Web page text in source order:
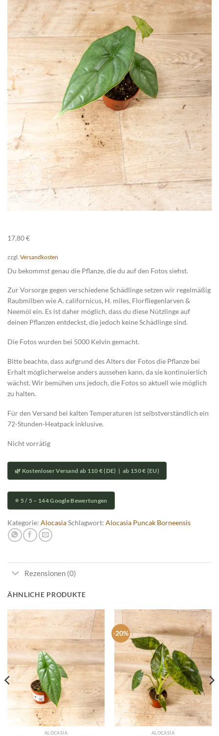
17,80€
zzgl. Versandkosten
Du bekommst genau die Pflanze, die du auf den Fotos siehst.
Zur Vorsorge gegen verschiedene Schädlinge setzen wir regelmäßig
Raubmilben wie A. californicus, H. miles, Florfliegenlarven &
Neemöl ein. Es ist daher möglich, dass du diese Nützlinge auf
deinen Pflanzen entdeckst, die jedoch keine Schädlinge sind.
Die Fotos wurden bei 5000 Kelvin gemacht.
Bitte beachte, dass aufgrund des Alters der Fotos die Pflanze bei
Erhalt möglicherweise anders aussehen kann, da sie kontinuierlich
wächst. Wir bemühen uns jedoch, die Fotos so aktuell wie möglich
zu halten.
Für den Versand bei kalten Temperaturen ist selbstverständlich ein
72-Stunden-Heatpack inklusive.
Nicht vorrätig
🌿 Kostenloser Versand ab 110 € (DE) | ab 150 € (EU)
⭐ 5 / 5 – 144 Google Bewertungen
Kategorie: AlocasiaSchlagwort: Alocasia Puncak Borneensis
Rezensionen (0)
ÄHNLICHE PRODUKTE
ALOCASIA
-20%
ALOCASIA